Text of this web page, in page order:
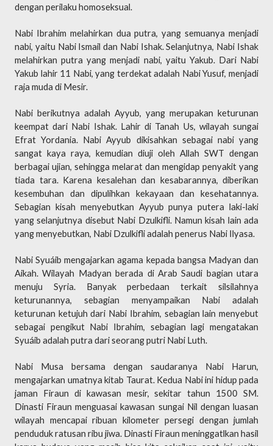
dengan perilaku homoseksual.
Nabi Ibrahim melahirkan dua putra, yang semuanya menjadi
nabi, yaitu Nabi Ismail dan Nabi Ishak. Selanjutnya, Nabi Ishak
melahirkan putra yang menjadi nabi, yaitu Yakub. Dari Nabi
Yakub lahir 11 Nabi, yang terdekat adalah Nabi Yusuf, menjadi
raja muda di Mesir.
Nabi berikutnya adalah Ayyub, yang merupakan keturunan
keempat dari Nabi Ishak. Lahir di Tanah Us, wilayah sungai
Efrat Yordania. Nabi Ayyub dikisahkan sebagai nabi yang
sangat kaya raya, kemudian diuji oleh Allah SWT dengan
berbagai ujian, sehingga melarat dan mengidap penyakit yang
tiada tara. Karena kesalehan dan kesabarannya, diberikan
kesembuhan dan dipulihkan kekayaan dan kesehatannya.
Sebagian kisah menyebutkan Ayyub punya putera laki-laki
yang selanjutnya disebut Nabi Dzulkifli. Namun kisah lain ada
yang menyebutkan, Nabi Dzulkifli adalah penerus Nabi Ilyasa.
Nabi Syuáib mengajarkan agama kepada bangsa Madyan dan
Aikah. Wilayah Madyan berada di Arab Saudi bagian utara
menuju Syria. Banyak perbedaan terkait silsilahnya
keturunannya, sebagian menyampaikan Nabi adalah
keturunan ketujuh dari Nabi Ibrahim, sebagian lain menyebut
sebagai pengikut Nabi Ibrahim, sebagian lagi mengatakan
Syuáib adalah putra dari seorang putri Nabi Luth.
Nabi Musa bersama dengan saudaranya Nabi Harun,
mengajarkan umatnya kitab Taurat. Kedua Nabi ini hidup pada
jaman Firaun di kawasan mesir, sekitar tahun 1500 SM.
Dinasti Firaun menguasai kawasan sungai Nil dengan luasan
wilayah mencapai ribuan kilometer persegi dengan jumlah
penduduk ratusan ribu jiwa. Dinasti Firaun meninggatlkan hasil